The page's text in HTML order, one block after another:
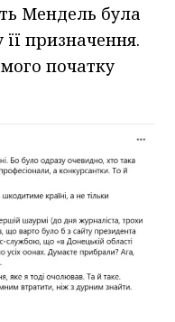
Мендель була
призначення.
початку